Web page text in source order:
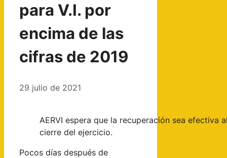
para V.I. por
encima de las
cifras de 2019
29 julio de 2021
AERVI espera que la recuperación sea efectiva
cierre del ejercicio.
Pocos días después de